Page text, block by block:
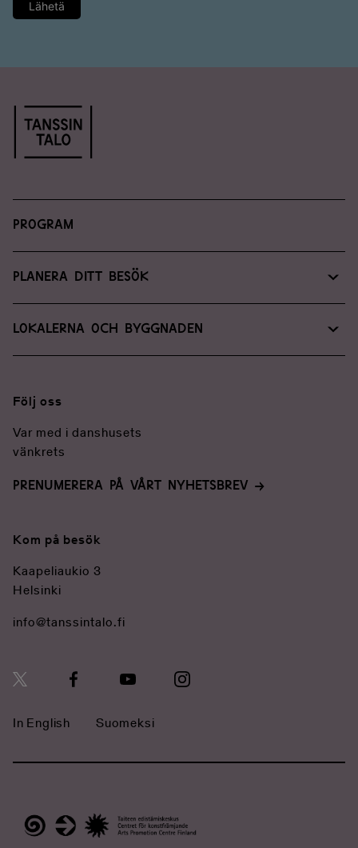
Lähetä
Program
Planera ditt besök
För medier
Lokalerna och byggnaden
Följ oss
Var med i danshusets
vänkrets
PRENUMERERA PÅ VÅRT NYHETSBREV
Kom på besök
Kaapeliaukio 3
Helsinki
info@tanssintalo.fi
In English Suomeksi